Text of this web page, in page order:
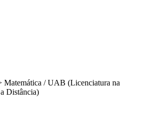
Matemática / UAB (Licenciatura na
Distância)